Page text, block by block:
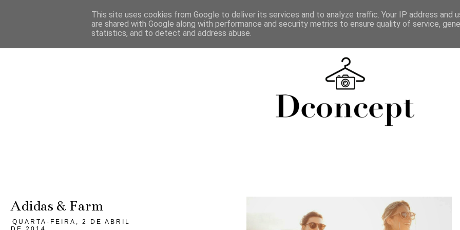
Adidas & Farm
QUARTA-FEIRA, 2 DE ABRIL
This site uses cookies from Google to deliver its services and to analyze traffic. Your IP address and
are shared with Google along with performance and security metrics to ensure quality of service,
statistics, and to detect and address abuse.